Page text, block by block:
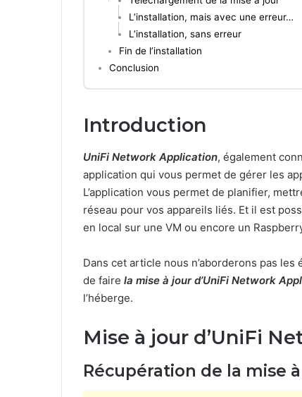
L’installation, mais avec une erreur…
L’installation, sans erreur
Fin de l’installation
Conclusion
Introduction
UniFi Network Application, également
application qui vous permet de gérer les
L’application vous permet de planifier,
réseau pour vos appareils liés. Et il est
en local sur une VM ou encore un
Dans cet article nous n’aborderons pas
de faire la mise à jour d’UniFi Network
l’héberge.
Mise à jour d’UniFi
Récupération de la mise